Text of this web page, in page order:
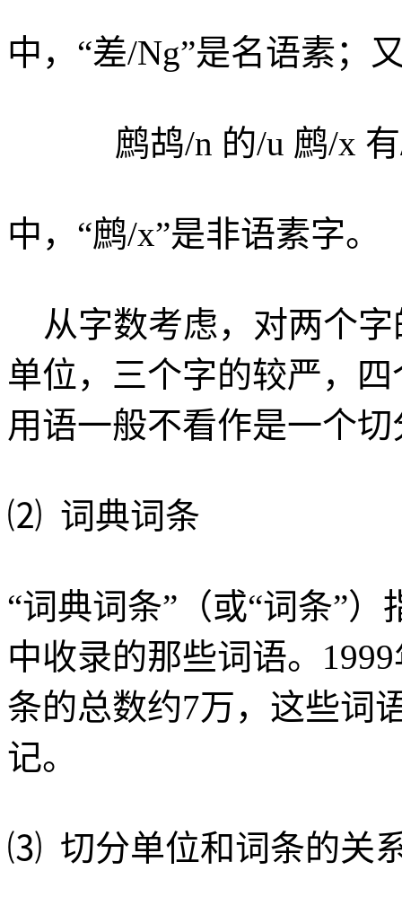
中，“差/Ng”是名语素；
鹧鸪/n 的/u 鹧/x 有/v
中，“鹧/x”是非语素字。
从字数考虑，对两个字
单位，三个字的较严，
用语一般不看作是一个
⑵ 词典词条
“词典词条”（或“词条”
中收录的那些词语。
条的总数约7万，这些词
记。
⑶ 切分单位和词条的关